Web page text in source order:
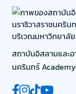
โครงสร้างบริหาร
ทำเนียบเกียรติประ
คณะผู้บริหาร
คณาจารย์
บุคลากรสายสนับสนุน